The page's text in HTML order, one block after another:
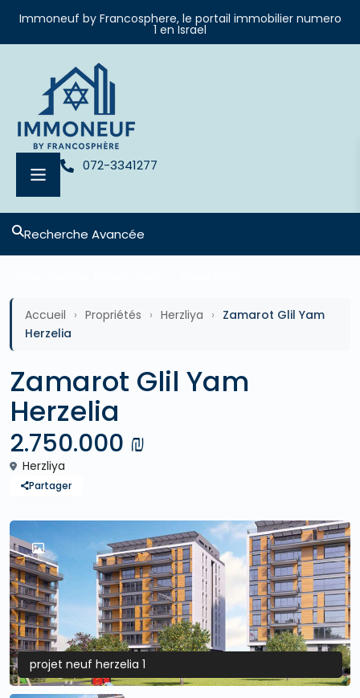
Immoneuf by Francosphere, le portail immobilier numero
1 en Israel
072-3341277
Recherche Avancée
Accueil › Propriétés › Herzliya › Zamarot Glil Yam
Herzelia
Zamarot Glil Yam
Herzelia
2.750.000 ₪
Herzliya
Partager
projet neuf herzelia 1